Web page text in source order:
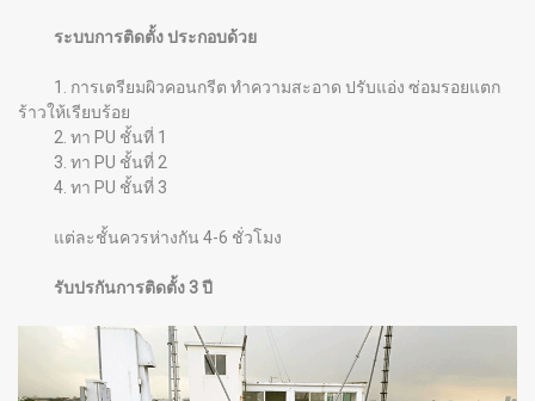
ระบบการติดตั้ง ประกอบด้วย
1. การเตรียมผิวคอนกรีต ทำความสะอาด ปรับแอ่ง ซ่อมรอยแตก
ร้าวให้เรียบร้อย
2. ทา PU ชั้นที่ 1
3. ทา PU ชั้นที่ 2
4. ทา PU ชั้นที่ 3
แต่ละชั้นควรห่างกัน 4-6 ชั่วโมง
รับปรกันการติดตั้ง 3 ปี